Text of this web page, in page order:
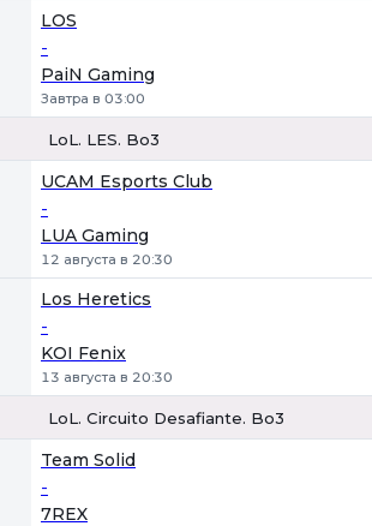
LOS
-
PaiN Gaming
Завтра в 03:00
LoL. LES. Bo3
UCAM Esports Club
-
LUA Gaming
12 августа в 20:30
Los Heretics
-
KOI Fenix
13 августа в 20:30
LoL. Circuito Desafiante. Bo3
Team Solid
-
7REX